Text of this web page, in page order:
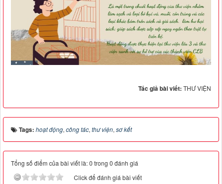
Tác giả bài viết: THƯ VIỆN
Tags: hoạt động, công tác, thư viện, sơ kết
Tổng số điểm của bài viết là: 0 trong 0 đánh giá
Click để đánh giá bài viết